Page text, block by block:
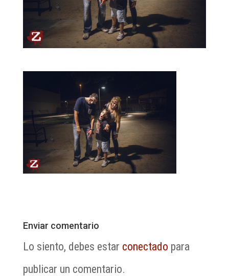
Enviar comentario
Lo siento, debes estar conectado para
publicar un comentario.